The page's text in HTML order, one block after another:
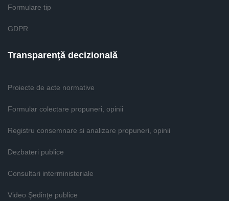
Formulare tip
GDPR
Transparenţă decizională
Proiecte de acte normative
Formular colectare propuneri, opinii
Registru consemnare si analizare propuneri, opinii
Dezbateri publice
Consultari interministeriale
Video Şedinţe publice